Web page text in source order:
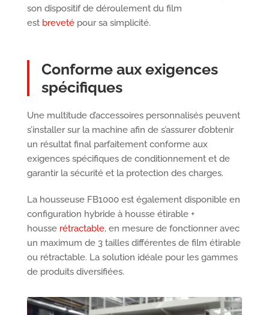
son dispositif de déroulement du film
est brevetépour sa simplicité.
Conforme aux exigences
spécifiques
Une multitude d’accessoires personnalisés peuvent
s’installer sur la machine afin de s’assurer d’obtenir
un résultat final parfaitement conforme aux
exigences spécifiques de conditionnement et de
garantir la sécurité et la protection des charges.
La housseuse FB1000 est également disponible en
configuration hybride à housse étirable +
housse rétractable, en mesure de fonctionner avec
un maximum de 3 tailles différentes de film étirable
ou rétractable. La solution idéale pour les gammes
de produits diversifiées.